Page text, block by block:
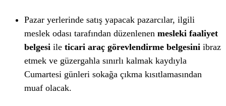
Pazar yerlerinde satış yapacak pazarcılar, ilgili
meslek odası tarafından düzenlenen mesleki faaliyet
belgesi ile ticari araç görevlendirme belgesini ibraz
etmek ve güzergahla sınırlı kalmak kaydıyla
Cumartesi günleri sokağa çıkma kısıtlamasından
muaf olacak.